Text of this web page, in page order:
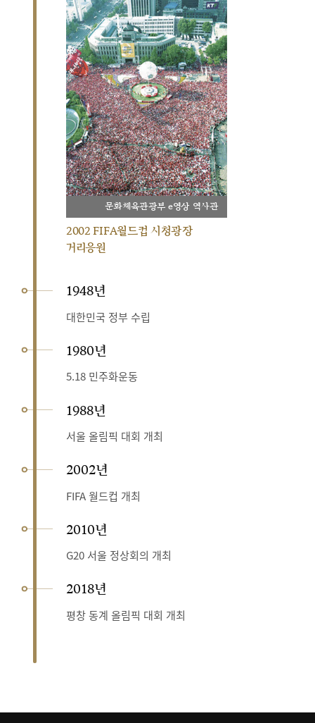
문화체육관광부 e영상 역사관
2002 FIFA월드컵 시청광장
거리응원
1948년
대한민국 정부 수립
1980년
5.18 민주화운동
1988년
서울 올림픽 대회 개최
2002년
FIFA 월드컵 개최
2010년
G20 서울 정상회의 개최
2018년
평창 동계 올림픽 대회 개최